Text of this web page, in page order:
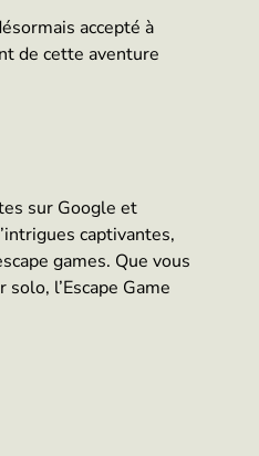
accepté à
de cette aventure
sur Google et
captivantes,
games. Que vous
l’Escape Game